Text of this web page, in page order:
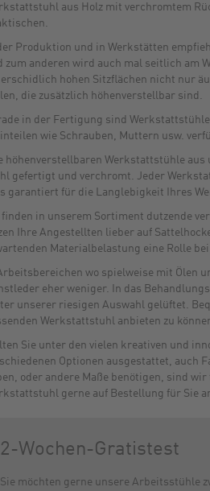
aus Holz mit verchromtem
Produktion und in Werkstätten
zum anderen wird auch mal seitlich am
hohen Sitzflächen nicht nur
die zusätzlich höhenverstellbar sind.
in der Fertigung sind
wie Schrauben, Muttern usw.
höhenverstellbaren Werkstattstühle
gefertigt und verchromt. Jeder
garantiert für die Langlebigkeit Ihres
finden in unserem Sortiment dutzende
Ihre Angestellten lieber auf
Materialbelastung eine Rolle
wo spielweise mit Ölen
eher weniger. In das
unserer riesigen Auswahl gelüftet.
Werkstattstuhl anbieten zu
Sie unter den vielen kreativen und
Optionen ausgestattet, auch
oder andere Maße benötigen, sind
gerne auf Bestellung für Sie
2-Wochen-Gratistest
Sie möchten gerne unsere Arbeitsstühle